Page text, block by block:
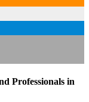
Professionals in